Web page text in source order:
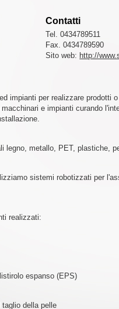
Contatti
Tel. 0434789511
Fax. 0434789590
Sito web: http://
impianti per realizzare prodotti
e impianti curando
legno, metallo, PET, plastiche,
sistemi robotizzati per
realizzati:
espanso (EPS)
della pelle